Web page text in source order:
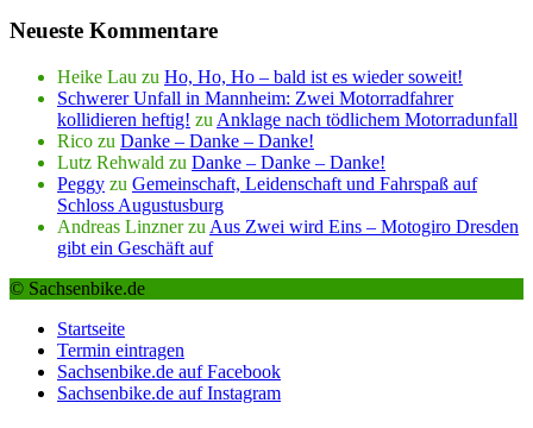
Neueste Kommentare
Heike Lau zu Ho, Ho, Ho – bald ist es wieder soweit!
Schwerer Unfall in Mannheim: Zwei Motorradfahrer
kollidieren heftig! zu Anklage nach tödlichem Motorradunfall
Rico zu Danke – Danke – Danke!
Lutz Rehwald zu Danke – Danke – Danke!
Peggy zu Gemeinschaft, Leidenschaft und Fahrspaß auf
Schloss Augustusburg
Andreas Linznerzu Aus Zwei wird Eins – Motogiro Dresden
gibt ein Geschäft auf
© Sachsenbike.de
Startseite
Termin eintragen
Sachsenbike.de auf Facebook
Sachsenbike.de auf Instagram